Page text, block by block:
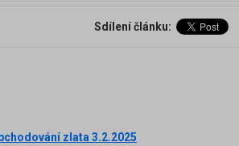
Sdílení článku:
zlata 3.2.2025